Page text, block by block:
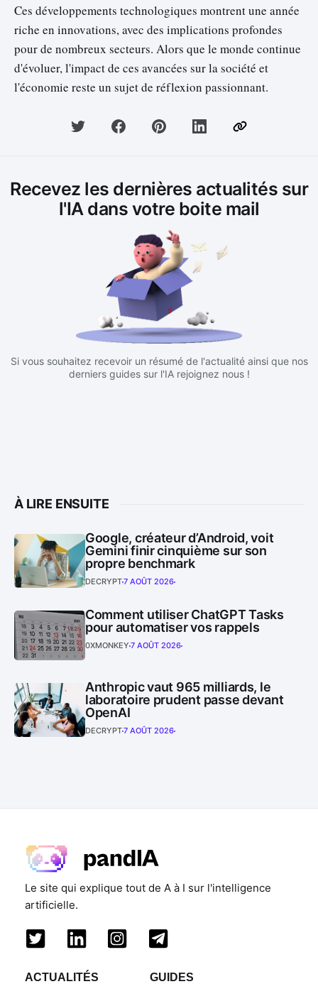
Ces développements technologiques montrent une année
riche en innovations, avec des implications profondes
pour de nombreux secteurs. Alors que le monde continue
d'évoluer, l'impact de ces avancées sur la société et
l'économie reste un sujet de réflexion passionnant.
Recevez les dernières actualités sur
l'IA dans votre boite mail
Si vous souhaitez recevoir un résumé de l'actualité ainsi que nos
derniers guides sur l'IA rejoignez nous !
À LIRE ENSUITE
Google, créateur d’Android, voit
Gemini finir cinquième sur son
propre benchmark
DECRYPT7 AOÛT 2026
Comment utiliser ChatGPT Tasks
pour automatiser vos rappels
0XMONKEY 7 AOÛT 2026
Anthropic vaut 965 milliards, le
laboratoire prudent passe devant
OpenAI
DECRYPT7 AOÛT 2026
Le site qui explique tout de A à I sur l'intelligence
artificielle.
ACTUALITÉS GUIDES